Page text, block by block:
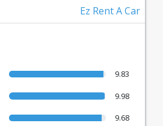
Ez Rent A Car
9.83
9.98
9.68